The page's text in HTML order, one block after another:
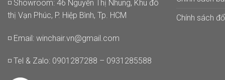
◽ Showroom: 46 Nguyễn Thị Nhung, Khu đô
thị Vạn Phúc, P. Hiệp Bình, Tp. HCM
◽ Email: winchair.vn@gmail.com
◽ Tel & Zalo: 0901287288 – 0931285588
Chính sách